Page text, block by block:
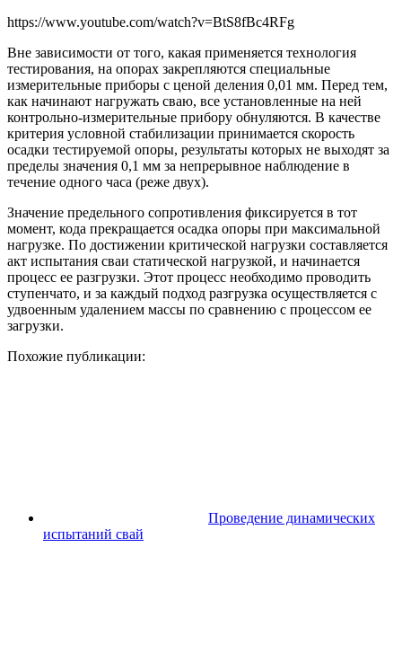
https://www.youtube.com/watch?v=BtS8fBc4RFg
Вне зависимости от того, какая применяется технология
тестирования, на опорах закрепляются специальные
измерительные приборы с ценой деления 0,01 мм. Перед тем,
как начинают нагружать сваю, все установленные на ней
контрольно-измерительные прибору обнуляются. В качестве
критерия условной стабилизации принимается скорость
осадки тестируемой опоры, результаты которых не выходят за
пределы значения 0,1 мм за непрерывное наблюдение в
течение одного часа (реже двух).
Значение предельного сопротивления фиксируется в тот
момент, кода прекращается осадка опоры при максимальной
нагрузке. По достижении критической нагрузки составляется
акт испытания сваи статической нагрузкой, и начинается
процесс ее разгрузки. Этот процесс необходимо проводить
ступенчато, и за каждый подход разгрузка осуществляется с
удвоенным удалением массы по сравнению с процессом ее
загрузки.
Похожие публикации:
Проведение динамических
испытаний свай